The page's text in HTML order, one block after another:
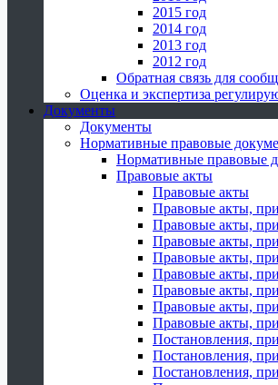
2015 год
2014 год
2013 год
2012 год
Обратная связь для
Оценка и экспертиза
Документы
Документы
Нормативные правовые
Нормативные правовые
Правовые акты
Правовые акты
Правовые акты,
Правовые акты,
Правовые акты,
Правовые акты,
Правовые акты,
Правовые акты,
Правовые акты,
Правовые акты,
Постановления,
Постановления,
Постановления,